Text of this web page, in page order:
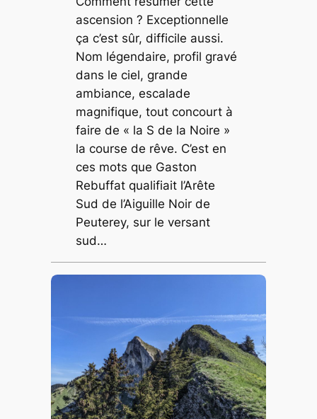
ascension ? Exceptionnelle
ça c’est sûr, difficile aussi.
Nom légendaire, profil gravé
dans le ciel, grande
ambiance, escalade
magnifique, tout concourt à
faire de « la S de la Noire »
la course de rêve. C’est en
ces mots que Gaston
Rebuffat qualifiait l’Arête
Sud de l’Aiguille Noir de
Peuterey, sur le versant
sud…